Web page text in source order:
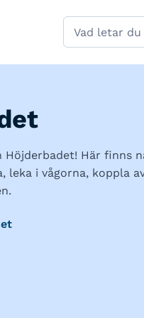
Sök
på
gavle.se
Höjderbadet! Här finns
leka i vågorna, koppla